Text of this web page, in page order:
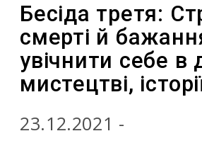
Бесіда третя:
смерті й
увічнити себе в
мистецтві,
23.12.2021 -